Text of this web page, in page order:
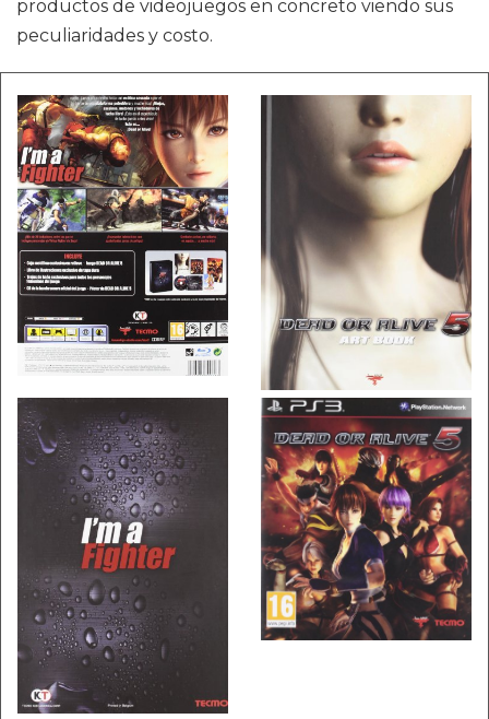
productos de videojuegos en concreto viendo sus
peculiaridades y costo.